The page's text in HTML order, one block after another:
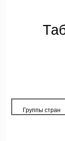
Группы стран